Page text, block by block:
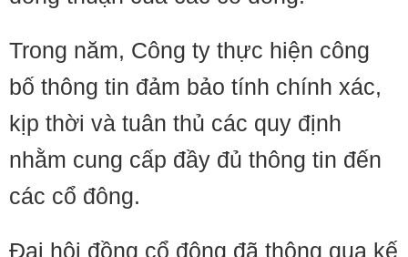
Trong năm, Công ty thực hiện công
bố thông tin đảm bảo tính chính xác,
kịp thời và tuân thủ các quy định
nhằm cung cấp đầy đủ thông tin đến
các cổ đông.
Đại hội đồng cổ đông đã thông qua kế